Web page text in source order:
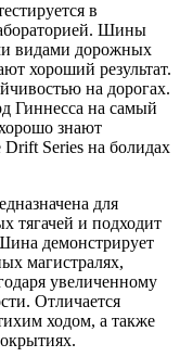
в
Шины
видами дорожных
хороший результат.
на дорогах.
Гиннесса на самый
знают
Series на болидах
для
тягачей и подходит
демонстрирует
магистралях,
увеличенному
Отличается
ходом, а также